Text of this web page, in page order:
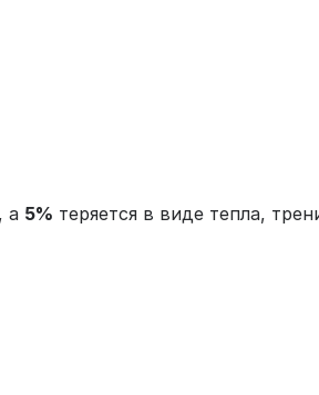
а 5% теряется в виде тепла,